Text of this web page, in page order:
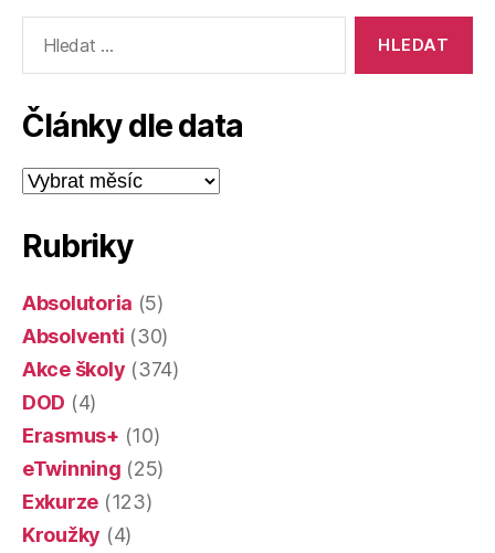
vyhledávání:
Články dle data
Články
dle
Rubriky
Absolutoria (5)
Absolventi (30)
Akce školy (374)
DOD (4)
Erasmus+ (10)
eTwinning (25)
Exkurze (123)
Kroužky (4)